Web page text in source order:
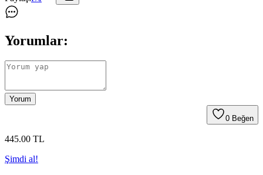
Yorumlar:
Yorum
0 Beğen
445.00 TL
Şimdi al!